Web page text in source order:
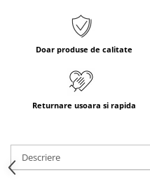
Doar produse de calitate
Returnare usoara si rapida
Descriere